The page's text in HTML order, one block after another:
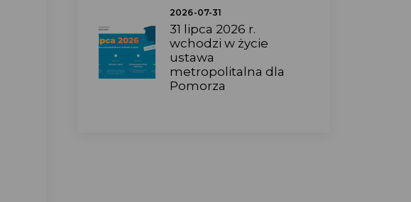
2026-07-31
31 lipca 2026 r.
wchodzi w życie
ustawa
metropolitalna dla
Pomorza